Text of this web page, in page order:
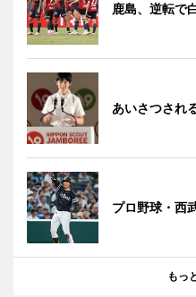
鹿島、逆転で
あいさつされ
プロ野球・西
もっ